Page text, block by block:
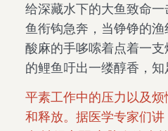
给深藏水下的大鱼致命
鱼衔钩急奔，当铮铮的
酸麻的手哆嗦着点着一
的鲤鱼吁出一缕醇香，知
平素工作中的压力以及
和释放。据医学专家们